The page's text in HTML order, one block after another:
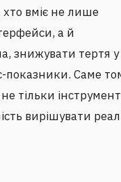
вміє не лише
а й
знижувати тертя у
показники. Саме
тільки
вирішувати